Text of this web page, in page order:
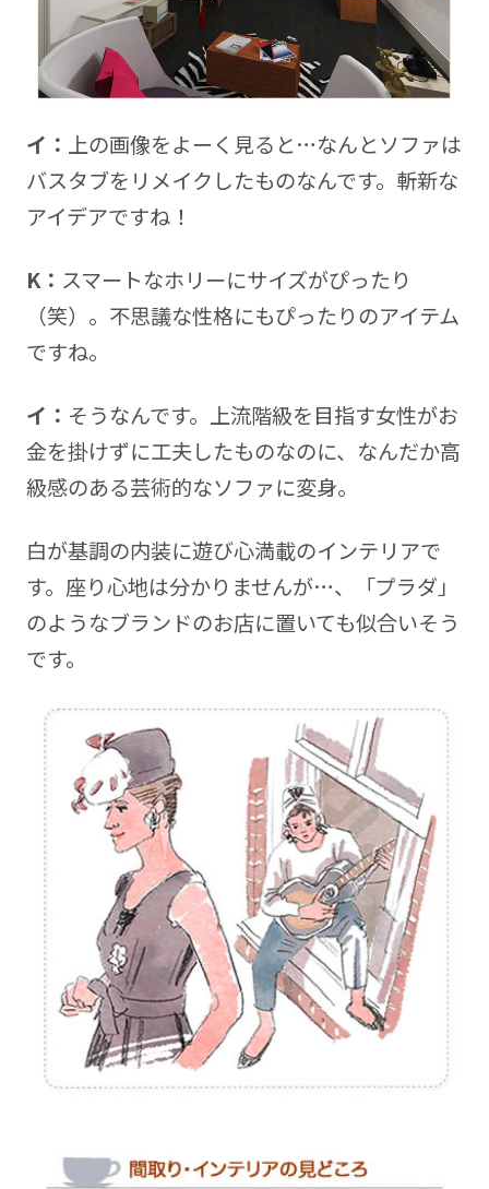
イ： 上の画像をよーく見ると…なんとソファは
バスタブをリメイクしたものなんです。斬新な
アイデアですね！
K： スマートなホリーにサイズがぴったり
（笑）。不思議な性格にもぴったりのアイテム
ですね。
イ： そうなんです。上流階級を目指す女性がお
金を掛けずに工夫したものなのに、なんだか高
級感のある芸術的なソファに変身。
白が基調の内装に遊び心満載のインテリアで
す。座り心地は分かりませんが…、「プラダ」
のようなブランドのお店に置いても似合いそう
です。